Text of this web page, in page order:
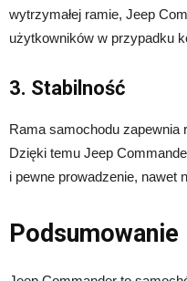
wytrzymałej ramie, Jeep
użytkowników w przypadku
3. Stabilność
Rama samochodu zapewnia
Dzięki temu Jeep
i pewne prowadzenie, nawet
Podsumowanie